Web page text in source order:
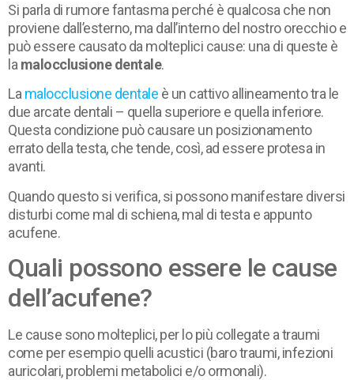
Si parla di rumore fantasma perché è qualcosa che non
proviene dall’esterno, ma dall’interno del nostro orecchio e
può essere causato da molteplici cause: una di queste è
la malocclusione dentale.
La malocclusione dentale è un cattivo allineamento tra le
due arcate dentali – quella superiore e quella inferiore.
Questa condizione può causare un posizionamento
errato della testa, che tende, così, ad essere protesa in
avanti.
Quando questo si verifica, si possono manifestare diversi
disturbi come mal di schiena, mal di testa e appunto
acufene.
Quali possono essere le cause
dell’acufene?
Le cause sono molteplici, per lo più collegate a traumi
come per esempio quelli acustici (baro traumi, infezioni
auricolari, problemi metabolici e/o ormonali).